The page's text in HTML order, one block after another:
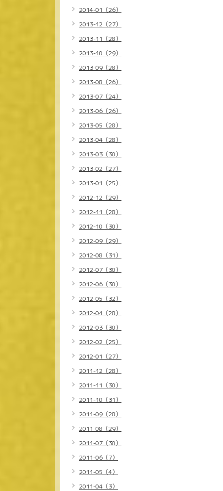
2014-01（26）
2013-12（27）
2013-11（28）
2013-10（29）
2013-09（28）
2013-08（26）
2013-07（24）
2013-06（26）
2013-05（28）
2013-04（28）
2013-03（30）
2013-02（27）
2013-01（25）
2012-12（29）
2012-11（28）
2012-10（30）
2012-09（29）
2012-08（31）
2012-07（30）
2012-06（30）
2012-05（32）
2012-04（28）
2012-03（30）
2012-02（25）
2012-01（27）
2011-12（28）
2011-11（30）
2011-10（31）
2011-09（28）
2011-08（29）
2011-07（30）
2011-06（7）
2011-05（4）
2011-04（3）